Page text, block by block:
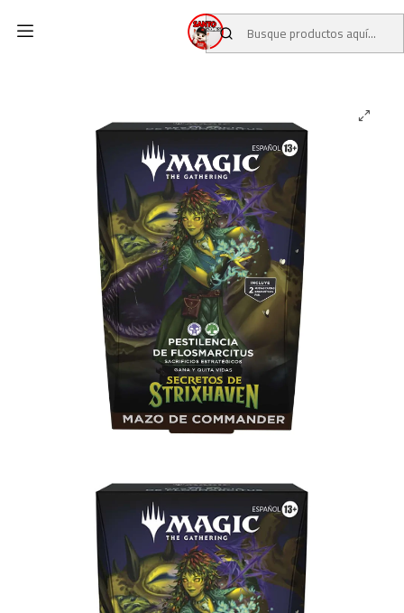
CARTAS TCG MAGIC: THE GATHERING
Magic Secrets of Strixhaven – Commander Deck Pestilencia de
Flosmarcitus Español